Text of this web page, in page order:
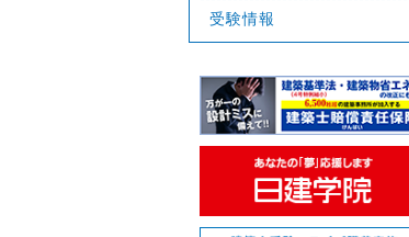
受験情報